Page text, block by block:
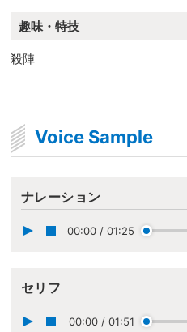
趣味・特技
殺陣
Voice Sample
ナレーション
00:00 / 01:25
セリフ
00:00 / 01:51